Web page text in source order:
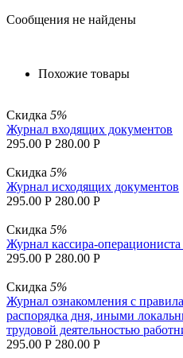
Сообщения не найдены
Похожие товары
Скидка 5%
Журнал входящих документов
295.00 Р 280.00 Р
Скидка 5%
Журнал исходящих документов
295.00 Р 280.00 Р
Скидка 5%
Журнал кассира-
295.00 Р 280.00 Р
Скидка 5%
Журнал ознакомления с
распорядка дня, иными
трудовой деятельностью
295.00 Р 280.00 Р